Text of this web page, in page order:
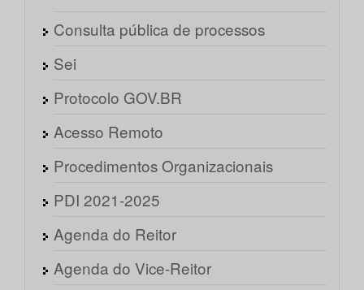
Consulta pública de processos
Sei
Protocolo GOV.BR
Acesso Remoto
Procedimentos Organizacionais
PDI 2021-2025
Agenda do Reitor
Agenda do Vice-Reitor